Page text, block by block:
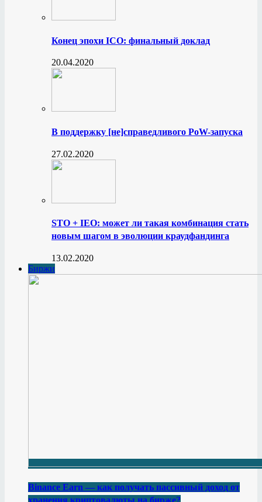
Конец эпохи ICO: финальный доклад
20.04.2020
В поддержку [не]справедливого PoW-запуска
27.02.2020
STO + IEO: может ли такая комбинация стать
новым шагом в эволюции краудфандинга
13.02.2020
Биржи
Binance Earn — как получать пассивный доход от
хранения криптовалюты на бирже?